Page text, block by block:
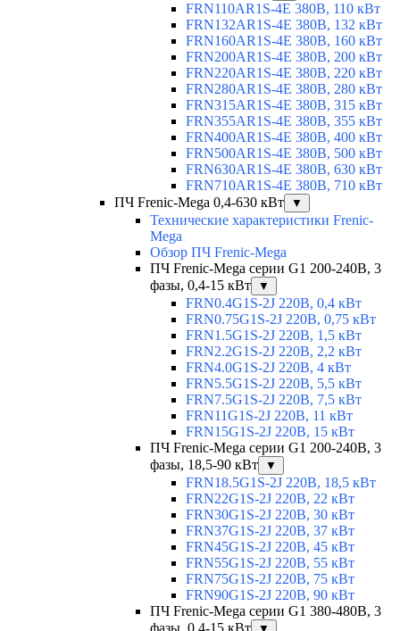
FRN110AR1S-4E 380В, 110 кВт
FRN132AR1S-4E 380В, 132 кВт
FRN160AR1S-4E 380В, 160 кВт
FRN200AR1S-4E 380В, 200 кВт
FRN220AR1S-4E 380В, 220 кВт
FRN280AR1S-4E 380В, 280 кВт
FRN315AR1S-4E 380В, 315 кВт
FRN355AR1S-4E 380В, 355 кВт
FRN400AR1S-4E 380В, 400 кВт
FRN500AR1S-4E 380В, 500 кВт
FRN630AR1S-4E 380В, 630 кВт
FRN710AR1S-4E 380В, 710 кВт
ПЧ Frenic-Mega 0,4-630 кВт
▼
Технические характеристики Frenic-
Mega
Обзор ПЧ Frenic-Mega
ПЧ Frenic-Mega серии G1 200-240В, 3
фазы, 0,4-15 кВт
▼
FRN0.4G1S-2J 220В, 0,4 кВт
FRN0.75G1S-2J 220В, 0,75 кВт
FRN1.5G1S-2J 220В, 1,5 кВт
FRN2.2G1S-2J 220В, 2,2 кВт
FRN4.0G1S-2J 220В, 4 кВт
FRN5.5G1S-2J 220В, 5,5 кВт
FRN7.5G1S-2J 220В, 7,5 кВт
FRN11G1S-2J 220В, 11 кВт
FRN15G1S-2J 220В, 15 кВт
ПЧ Frenic-Mega серии G1 200-240В, 3
фазы, 18,5-90 кВт
▼
FRN18.5G1S-2J 220В, 18,5 кВт
FRN22G1S-2J 220В, 22 кВт
FRN30G1S-2J 220В, 30 кВт
FRN37G1S-2J 220В, 37 кВт
FRN45G1S-2J 220В, 45 кВт
FRN55G1S-2J 220В, 55 кВт
FRN75G1S-2J 220В, 75 кВт
FRN90G1S-2J 220В, 90 кВт
ПЧ Frenic-Mega серии G1 380-480В, 3